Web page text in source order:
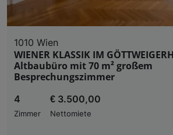
1010 Wien
WIENER KLASSIK IM
Altbaubüro mit 70 m² großem
Besprechungszimmer
4
Zimmer
€ 3.500,00
Nettomiete